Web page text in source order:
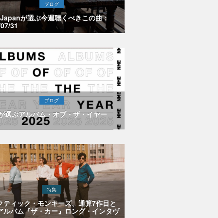
ブログ
が選ぶ今週聴くべきこの曲：
31
ブログ
選ぶアルバム・オブ・ザ・イヤー
特集
ティック・モンキーズ、通算7作目と
ルバム『ザ・カー』ロング・インタヴ